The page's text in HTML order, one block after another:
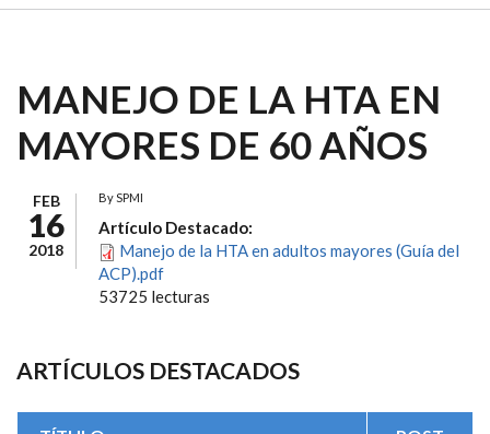
MANEJO DE LA HTA EN
MAYORES DE 60 AÑOS
FEB
16
2018
BySPMI
Artículo Destacado:
Manejo de la HTA en adultos mayores (Guía del
ACP).pdf
53725 lecturas
ARTÍCULOS DESTACADOS